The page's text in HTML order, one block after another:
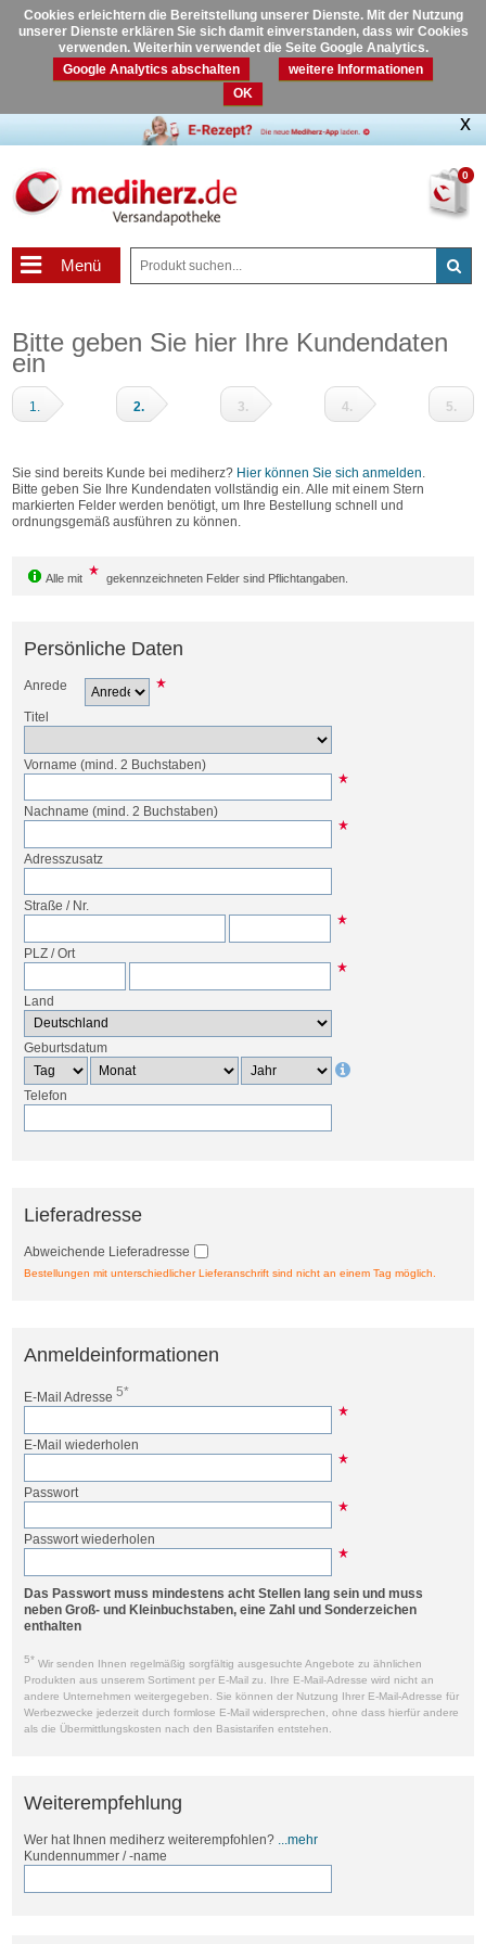
Cookies erleichtern die Bereitstellung unserer Dienste. Mit der Nutzung
unserer Dienste erklären Sie sich damit einverstanden, dass wir Cookies
verwenden. Weiterhin verwendet die Seite Google Analytics.
Google Analytics abschalten
weitere Informationen
OK
0
Menü
Bitte geben Sie hier Ihre Kundendaten
ein
1. 2. 3. 4.
und
Bestellen
5.
Sie sind bereits Kunde bei mediherz? Hier können Sie sich anmelden.
Bitte geben Sie Ihre Kundendaten vollständig ein. Alle mit einem Stern
markierten Felder werden benötigt, um Ihre Bestellung schnell und
ordnungsgemäß ausführen zu können.
Alle mit gekennzeichneten Felder sind Pflichtangaben.
Persönliche Daten
Anrede
Titel
Vorname (mind. 2 Buchstaben)
Nachname (mind. 2 Buchstaben)
Adresszusatz
Straße / Nr.
PLZ/Ort
Land
Geburtsdatum
Telefon
Lieferadresse
Abweichende Lieferadresse
Bestellungen mit unterschiedlicher Lieferanschrift sind nicht an einem Tag möglich.
Anmeldeinformationen
E-Mail Adresse 5*
E-Mail wiederholen
Passwort
Passwort wiederholen
Das Passwort muss mindestens acht Stellen lang sein und muss
neben Groß- und Kleinbuchstaben, eine Zahl und Sonderzeichen
enthalten
5* Wir senden Ihnen regelmäßig sorgfältig ausgesuchte Angebote zu ähnlichen
Produkten aus unserem Sortiment per E-Mail zu. Ihre E-Mail-Adresse wird nicht an
andere Unternehmen weitergegeben. Sie können der Nutzung Ihrer E-Mail-Adresse für
Werbezwecke jederzeit durch formlose E-Mail widersprechen, ohne dass hierfür andere
als die Übermittlungskosten nach den Basistarifen entstehen.
Weiterempfehlung
Wer hat Ihnen mediherz weiterempfohlen? ...mehr
Kundennummer / -name